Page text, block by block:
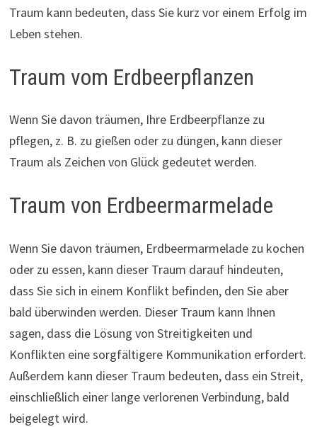
Traum kann bedeuten, dass Sie kurz vor einem Erfolg im
Leben stehen.
Traum vom Erdbeerpflanzen
Wenn Sie davon träumen, Ihre Erdbeerpflanze zu
pflegen, z. B. zu gießen oder zu düngen, kann dieser
Traum als Zeichen von Glück gedeutet werden.
Traum von Erdbeermarmelade
Wenn Sie davon träumen, Erdbeermarmelade zu kochen
oder zu essen, kann dieser Traum darauf hindeuten,
dass Sie sich in einem Konflikt befinden, den Sie aber
bald überwinden werden. Dieser Traum kann Ihnen
sagen, dass die Lösung von Streitigkeiten und
Konflikten eine sorgfältigere Kommunikation erfordert.
Außerdem kann dieser Traum bedeuten, dass ein Streit,
einschließlich einer lange verlorenen Verbindung, bald
beigelegt wird.